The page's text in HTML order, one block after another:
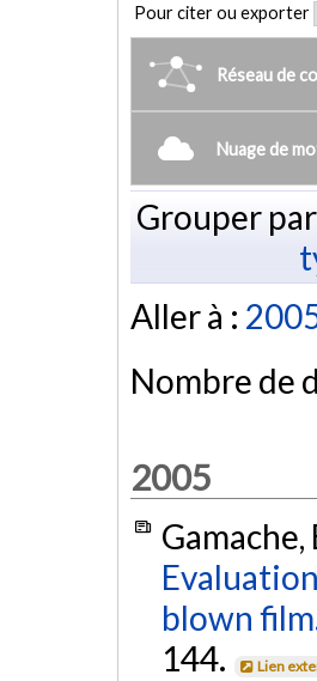
Pour citer ou exporter
Réseau de
Nuage de
Grouper
Aller à :
Nombre de
2005
Gamache,
blown
144.
Lien